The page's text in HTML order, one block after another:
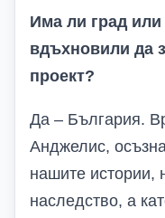
Има ли град
вдъхновили да
проект?
Да – България.
Анджелис,
нашите истории,
наследство, а